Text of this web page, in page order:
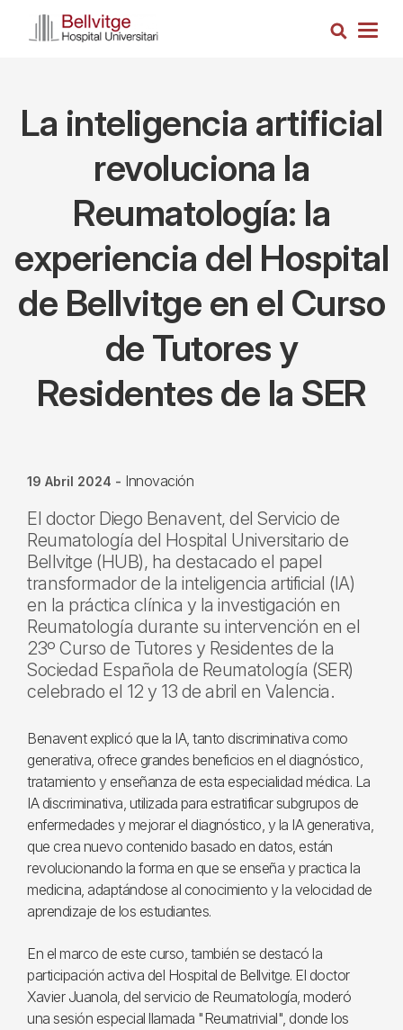
Busca
La inteligencia artificial
revoluciona la
Reumatología: la
experiencia del Hospital
de Bellvitge en el Curso
de Tutores y
Residentes de la SER
19 Abril 2024 - Innovación
El doctor Diego Benavent, del Servicio de
Reumatología del Hospital Universitario de
Bellvitge (HUB), ha destacado el papel
transformador de la inteligencia artificial (IA)
en la práctica clínica y la investigación en
Reumatología durante su intervención en el
23º Curso de Tutores y Residentes de la
Sociedad Española de Reumatología (SER)
celebrado el 12 y 13 de abril en Valencia.
Benavent explicó que la IA, tanto discriminativa como
generativa, ofrece grandes beneficios en el diagnóstico,
tratamiento y enseñanza de esta especialidad médica. La
IA discriminativa, utilizada para estratificar subgrupos de
enfermedades y mejorar el diagnóstico, y la IA generativa,
que crea nuevo contenido basado en datos, están
revolucionando la forma en que se enseña y practica la
medicina, adaptándose al conocimiento y la velocidad de
aprendizaje de los estudiantes.
En el marco de este curso, también se destacó la
participación activa del Hospital de Bellvitge. El doctor
Xavier Juanola, del servicio de Reumatología, moderó
una sesión especial llamada "Reumatrivial", donde los